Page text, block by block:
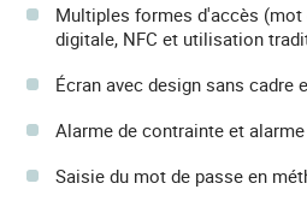
Multiples formes d'accès (mot
digitale, NFC et utilisation
Écran avec design sans cadre
Alarme de contrainte et
Saisie du mot de passe en